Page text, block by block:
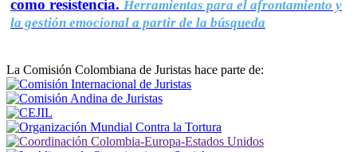
como resistencia. Herramientas para el afrontamiento y
la gestión emocional a partir de la búsqueda
La Comisión Colombiana de Juristas hace parte de: